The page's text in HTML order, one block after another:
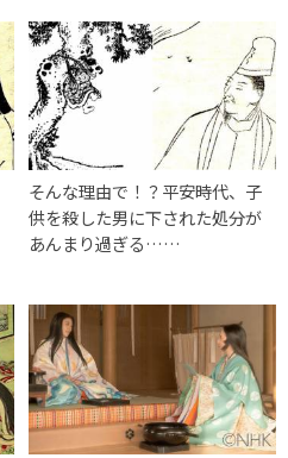
そんな理由で！？平安時代、子
供を殺した男に下された処分が
あんまり過ぎる……